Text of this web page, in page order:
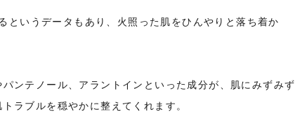
いうデータもあり、火照った肌をひんやりと落ち着か
ンテノール、アラントインといった成分が、肌にみずみず
ラブルを穏やかに整えてくれます。